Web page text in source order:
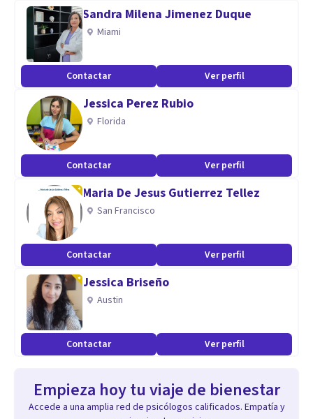
Sandra Milena Jimenez Duque
Miami
Contactar Ver perfil
Jessica Perez Rubio
Florida
Contactar Ver perfil
Maria De Jesus Gutierrez Tellez
San Francisco
Contactar Ver perfil
Jessica Briseño
Austin
Contactar Ver perfil
Empieza hoy tu viaje de bienestar
Accede a una amplia red de psicólogos calificados. Empatía y